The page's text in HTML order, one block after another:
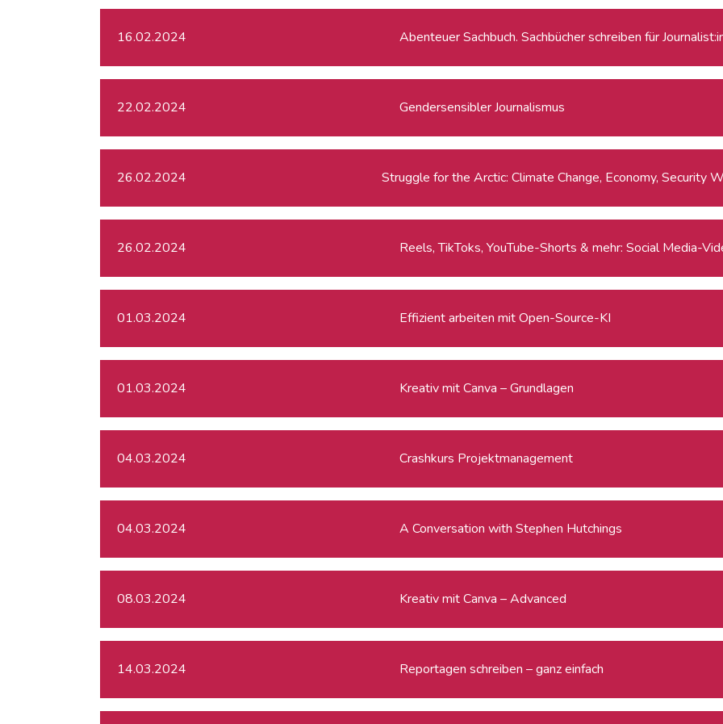
16.02.2024 Abenteuer Sachbuch. Sachbücher schreiben für
22.02.2024 Gendersensibler Journalismus
26.02.2024
26.02.2024 Reels, TikToks, YouTube-Shorts & mehr: Social Media-
01.03.2024 Effizient arbeiten mit Open-Source-KI
01.03.2024 Kreativ mit Canva – Grundlagen
04.03.2024 Crashkurs Projektmanagement
04.03.2024 A Conversation with Stephen Hutchings
08.03.2024 Kreativ mit Canva – Advanced
14.03.2024 Reportagen schreiben – ganz einfach